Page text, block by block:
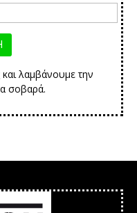
λαμβάνουμε την
σοβαρά.